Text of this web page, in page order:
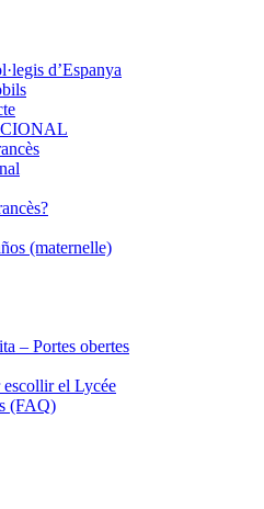
d’Espanya
(maternelle)
– Portes obertes
escollir el Lycée
(FAQ)